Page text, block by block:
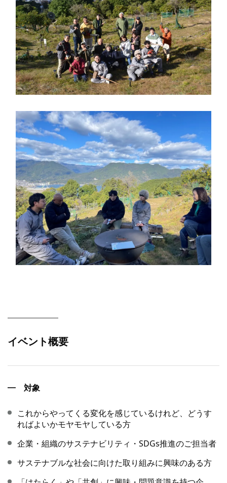
イベント概要
対象
これからやってくる変化を感じているけれど、どうす
ればよいかモヤモヤしている方
企業・組織のサステナビリティ・SDGs推進のご担当者
サステナブルな社会に向けた取り組みに興味のある方